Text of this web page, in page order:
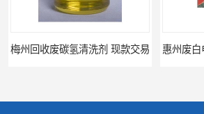
惠州废白电油回收 持之以恒为客户服务 清远废碳